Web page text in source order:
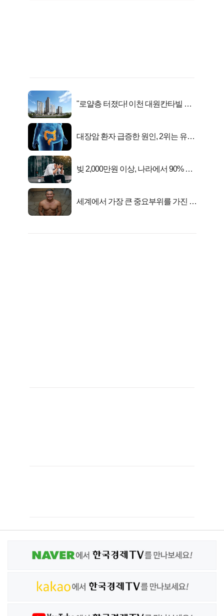
"로얄층 터졌다! 이천 대원칸타빌 잔
대장암 환자 급증한 원인, 2위는 유산
빚 2,000만원 이상, 나라에서 90% 갚
세계에서 가장 큰 중요부위를 가진 남